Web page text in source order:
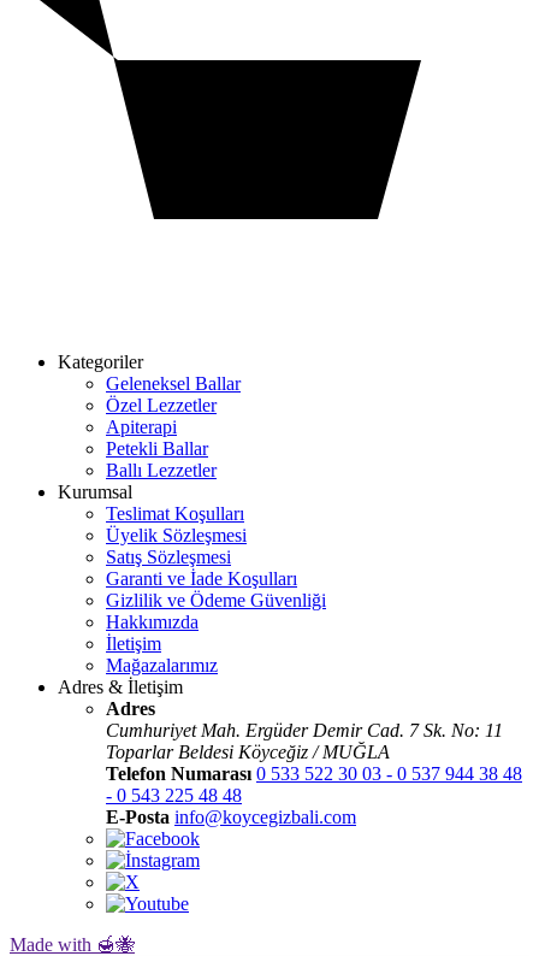
Kategoriler
Geleneksel Ballar
Özel Lezzetler
Apiterapi
Petekli Ballar
Ballı Lezzetler
Kurumsal
Teslimat Koşulları
Üyelik Sözleşmesi
Satış Sözleşmesi
Garanti ve İade Koşulları
Gizlilik ve Ödeme Güvenliği
Hakkımızda
İletişim
Mağazalarımız
Adres & İletişim
Adres
Cumhuriyet Mah. Ergüder Demir Cad. 7 Sk. No: 11
Toparlar Beldesi Köyceğiz / MUĞLA
Telefon Numarası 0 533 522 30 03 - 0 537 944 38 48
- 0 543 225 48 48
E-Posta info@koycegizbali.com
Made with 🍯🐝